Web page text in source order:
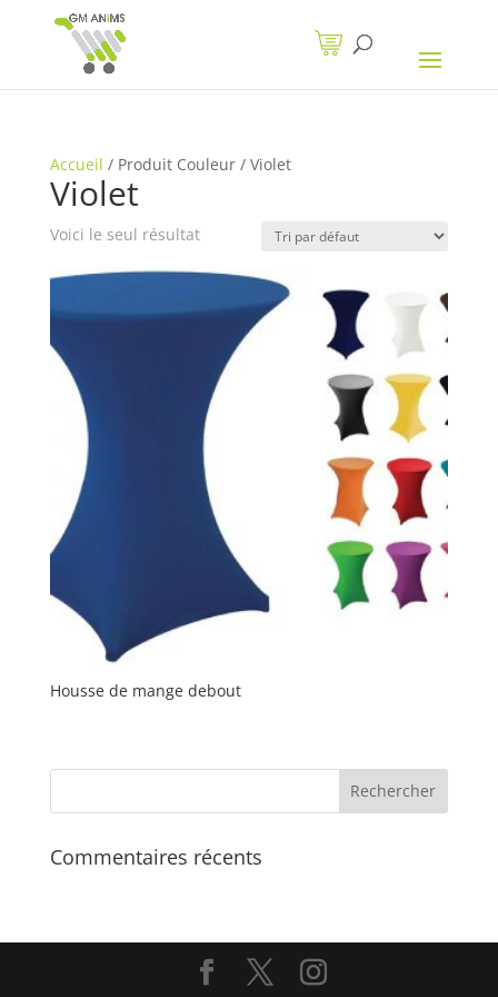
Accueil / Produit Couleur/ Violet
Violet
Voici le seul résultat
Housse de mange debout
Commentaires récents